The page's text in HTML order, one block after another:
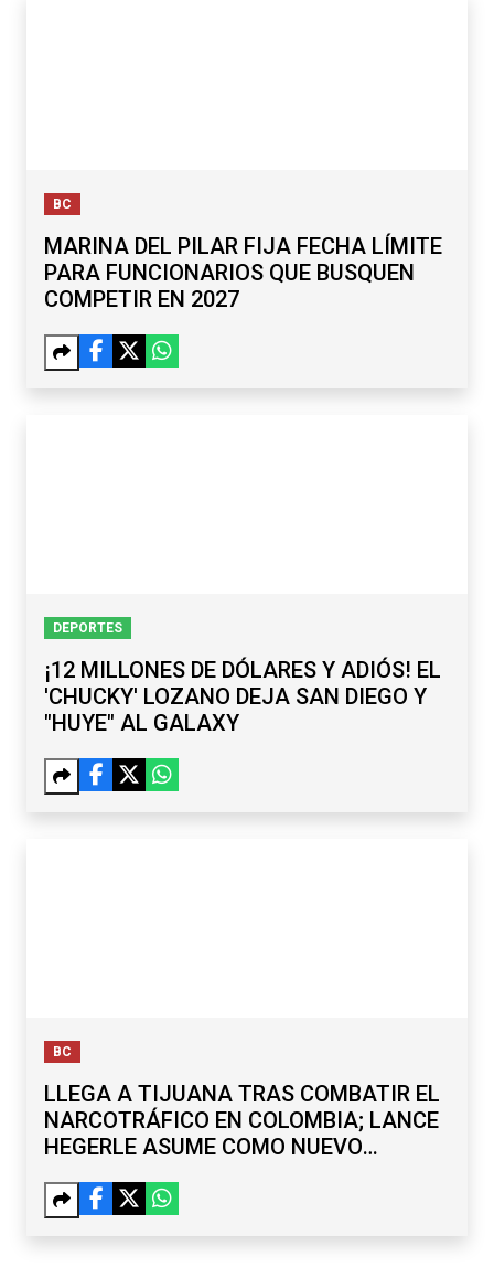
BC
MARINA DEL PILAR FIJA FECHA LÍMITE
PARA FUNCIONARIOS QUE BUSQUEN
COMPETIR EN 2027
DEPORTES
¡12 MILLONES DE DÓLARES Y ADIÓS! EL
'CHUCKY' LOZANO DEJA SAN DIEGO Y
"HUYE" AL GALAXY
BC
LLEGA A TIJUANA TRAS COMBATIR EL
NARCOTRÁFICO EN COLOMBIA; LANCE
HEGERLE ASUME COMO NUEVO